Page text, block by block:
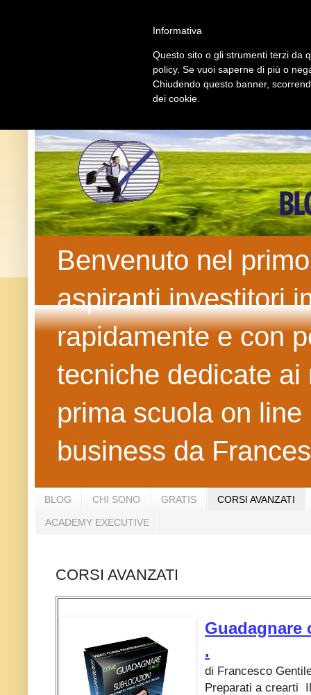
Benvenuto nel
aspiranti investitori
rapidamente e con
tecniche dedicate
prima scuola on
business da
BLOG CHI SONO GRATIS CORSI AVANZATI
ACADEMY EXECUTIVE
CORSI AVANZATI
.
di Francesco
Preparati a crearti
Informativa
Questo sito o gli strumenti terzi da
policy. Se vuoi saperne di più o
Chiudendo questo banner,
dei cookie.